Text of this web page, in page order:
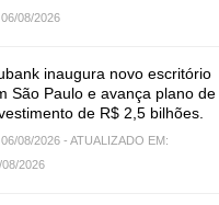
06/08/2026
inaugura novo escritório
São Paulo e avança plano de
de R$ 2,5 bilhões.
06/08/2026 - ATUALIZADO EM:
08/2026